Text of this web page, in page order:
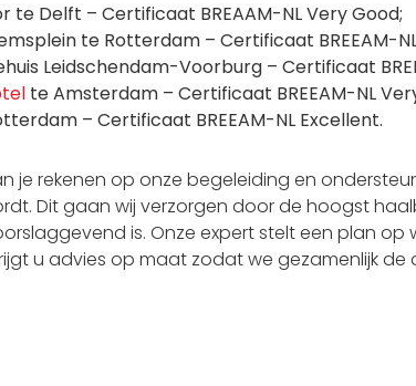
te Delft – Certificaat BREAAM-NL Very Good;
te Rotterdam – Certificaat BREEAM-
Leidschendam-Voorburg – Certificaat
te Amsterdam – Certificaat BREEAM-NL
– Certificaat BREEAM-NL Excellent.
je rekenen op onze begeleiding en
Dit gaan wij verzorgen door de hoogst
is. Onze expert stelt een plan
u advies op maat zodat we gezamenlijk de